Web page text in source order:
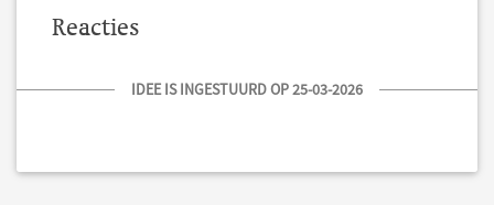
Reacties
IDEE IS INGESTUURD OP 25-03-2026